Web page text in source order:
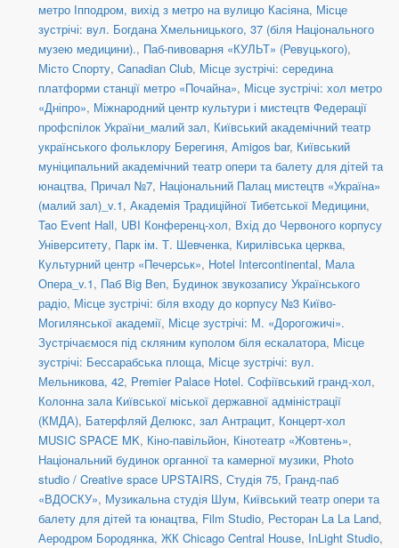
метро Іпподром, вихід з метро на вулицю Касіяна, Місце
зустрічі: вул. Богдана Хмельницького, 37 (біля Національного
музею медицини)., Паб-пивоварня «КУЛЬТ» (Ревуцького),
Місто Спорту, Canadian Club, Місце зустрічі: середина
платформи станції метро «Почайна», Місце зустрічі: хол метро
«Дніпро», Міжнародний центр культури і мистецтв Федерації
профспілок України_малий зал, Київський академічний театр
українського фольклору Берегиня, Amigos bar, Київський
муніципальний академічний театр опери та балету для дітей та
юнацтва, Причал №7, Національний Палац мистецтв «Україна»
(малий зал)_v.1, Академія Традиційної Тибетської Медицини,
Tao Event Hall, UBI Конференц-хол, Вхід до Червоного корпусу
Університету, Парк ім. Т. Шевченка, Кирилівська церква,
Культурний центр «Печерськ», Hotel Intercontinental, Мала
Опера_v.1, Паб Big Ben, Будинок звукозапису Українського
радіо, Місце зустрічі: біля входу до корпусу №3 Київо-
Могилянської академії, Місце зустрічі: М. «Дорогожичі».
Зустрічаємося під скляним куполом біля ескалатора, Місце
зустрічі: Бессарабська площа, Місце зустрічі: вул.
Мельникова, 42, Premier Palace Hotel. Софіївський гранд-хол,
Колонна зала Київської міської державної адміністрації
(КМДА), Батерфляй Делюкс, зал Антрацит, Концерт-хол
MUSIC SPACE MK, Кіно-павільйон, Кінотеатр «Жовтень»,
Національний будинок органної та камерної музики, Photo
studio / Creative space UPSTAIRS, Студія 75, Гранд-паб
«ВДОСКУ», Музикальна студія Шум, Київський театр опери та
балету для дітей та юнацтва, Film Studio, Ресторан La La Land,
Аеродром Бородянка, ЖК Chicago Central House, InLight Studio,